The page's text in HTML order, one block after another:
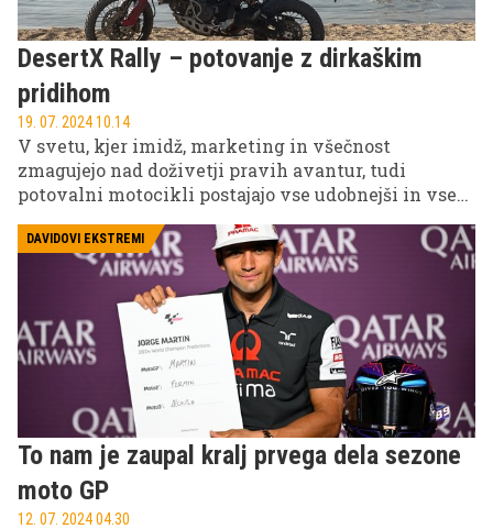
DesertX Rally – potovanje z dirkaškim
pridihom
19. 07. 2024 10.14
V svetu, kjer imidž, marketing in všečnost
zmagujejo nad doživetji pravih avantur, tudi
potovalni motocikli postajajo vse udobnejši in vse
A zdi se, da Rally različica DesertXa ohranja
zmogljivost, duh in občutke klasičnih puščavskih
avantur. Z dakarsko legendo Simonom Marčičem
smo najbolj terenskega dvovaljnega Ducatija
preizkusili na eni najatraktivnejših motokros stez
v tem delu sveta – na otoku Rab.
DAVIDOVI EKSTREMI
To nam je zaupal kralj prvega dela sezone
moto GP
12. 07. 2024 04.30